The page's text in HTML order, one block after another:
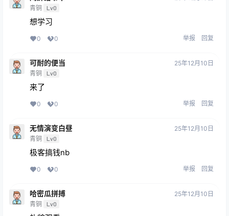
青铜 Lv0
想学习
0 0 举报 回复
可耐的便当
青铜 Lv0
25年12月10日
来了
0 0 举报 回复
无情演变白昼
青铜 Lv0
25年12月10日
极客搞钱nb
0 0 举报 回复
哈密瓜拼搏
青铜 Lv0
25年12月10日